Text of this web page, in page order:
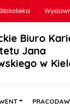
Biuro
Jana
w